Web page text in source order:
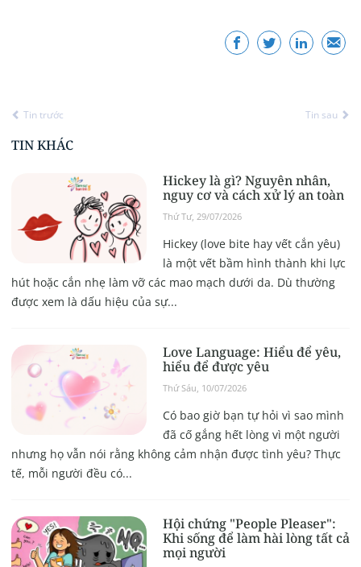
Tin trước Tin sau
TIN KHÁC
Hickey là gì? Nguyên nhân,
nguy cơ và cách xử lý an toàn
Thứ Tư, 29/07/2026
Hickey (love bite hay vết cắn yêu)
là một vết bầm hình thành khi lực
hút hoặc cắn nhẹ làm vỡ các mao mạch dưới da. Dù thường
được xem là dấu hiệu của sự...
Love Language: Hiểu để yêu,
hiểu để được yêu
Thứ Sáu, 10/07/2026
Có bao giờ bạn tự hỏi vì sao mình
đã cố gắng hết lòng vì một người
nhưng họ vẫn nói rằng không cảm nhận được tình yêu? Thực
tế, mỗi người đều có...
Hội chứng "People Pleaser":
Khi sống để làm hài lòng tất cả
mọi người